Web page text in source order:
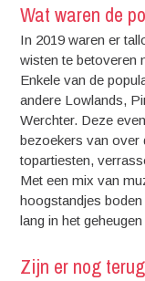
Wat waren de
In 2019 waren er
wisten te betoveren
Enkele van de
andere Lowlands,
Werchter. Deze
bezoekers van over
topartiesten,
Met een mix van
hoogstandjes
lang in het
Zijn er nog